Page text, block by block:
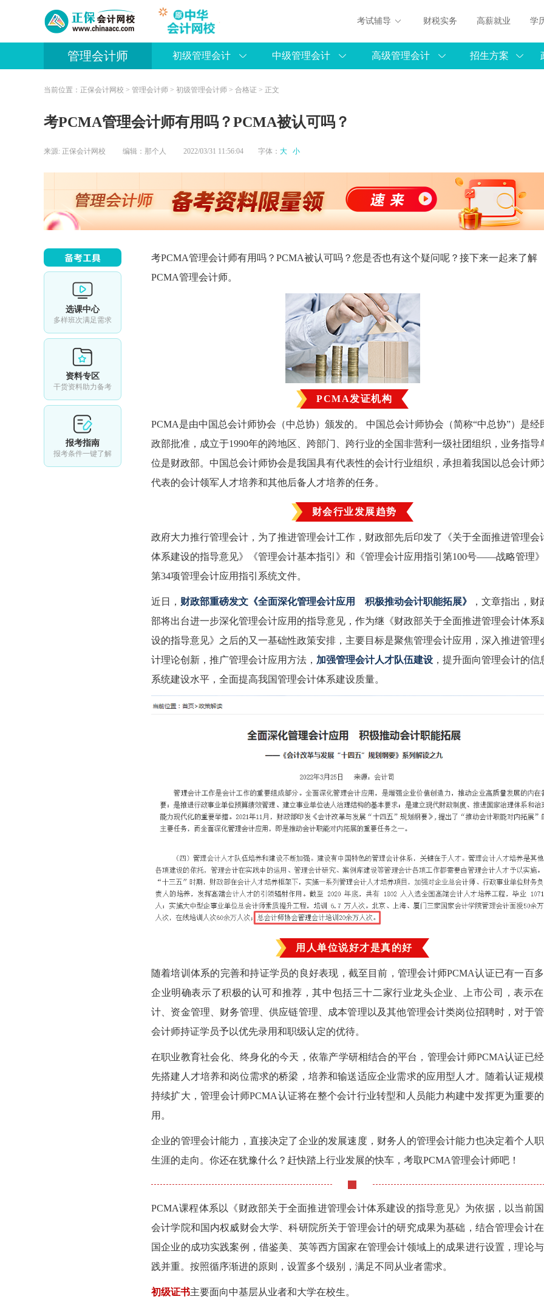
考试辅导 财税实务 高薪就业 学
管理会计师 初级管理会计 中级管理会计 高级管理会计 招生方案
当前位置： 正保会计网校 > 管理会计师 > 初级管理会计师 > 合格证 > 正文
考PCMA管理会计师有用吗？PCMA被认可吗？
来源: 正保会计网校 编辑：那个人 2022/03/31 11:56:04 字体： 大 小
选课中心
多样班次满足需求
资料专区
干货资料助力备考
报考指南
报考条件一键了解
考PCMA管理会计师有用吗？PCMA被认可吗？您是否也有这个疑问呢？接下来一起来了解
PCMA管理会计师。
PCMA发证机构
PCMA是由中国总会计师协会（中总协）颁发的。 中国总会计师协会（简称“中总协”）是经
政部批准，成立于1990年的跨地区、跨部门、跨行业的全国非营利一级社团组织，业务指导
位是财政部。中国总会计师协会是我国具有代表性的会计行业组织，承担着我国以总会计师
代表的会计领军人才培养和其他后备人才培养的任务。
财会行业发展趋势
政府大力推行管理会计，为了推进管理会计工作，财政部先后印发了《关于全面推进管理会
体系建设的指导意见》《管理会计基本指引》和《管理会计应用指引第100号——战略管理》
第34项管理会计应用指引系统文件。
近日， 财政部重磅发文《全面深化管理会计应用 积极推动会计职能拓展》
，文章指出，财
部将出台进一步深化管理会计应用的指导意见，作为继《财政部关于全面推进管理会计体系
设的指导意见》之后的又一基础性政策安排，主要目标是聚焦管理会计应用，深入推进管理
计理论创新，推广管理会计应用方法， 加强管理会计人才队伍建设 ，提升面向管理会计的信
系统建设水平，全面提高我国管理会计体系建设质量。
用人单位说好才是真的好
随着培训体系的完善和持证学员的良好表现，截至目前，管理会计师PCMA认证已有一百
企业明确表示了积极的认可和推荐，其中包括三十二家行业龙头企业、上市公司，表示
计、资金管理、财务管理、供应链管理、成本管理以及其他管理会计类岗位招聘时，对于
会计师持证学员予以优先录用和职级认定的优待。
在职业教育社会化、终身化的今天，依靠产学研相结合的平台，管理会计师PCMA认证已
先搭建人才培养和岗位需求的桥梁，培养和输送适应企业需求的应用型人才。随着认证规
持续扩大，管理会计师PCMA认证将在整个会计行业转型和人员能力构建中发挥更为重要
用。
企业的管理会计能力，直接决定了企业的发展速度，财务人的管理会计能力也决定着个人
生涯的走向。你还在犹豫什么？赶快踏上行业发展的快车，考取PCMA管理会计师吧！
PCMA课程体系以《财政部关于全面推进管理会计体系建设的指导意见》为依据，以当前
会计学院和国内权威财会大学、科研院所关于管理会计的研究成果为基础，结合管理会计
国企业的成功实践案例，借鉴美、英等西方国家在管理会计领域上的成果进行设置，理论
践并重。按照循序渐进的原则，设置多个级别，满足不同从业者需求。
初级证书主要面向中基层从业者和大学在校生。